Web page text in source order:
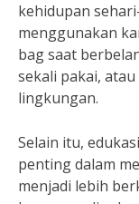
kehidupan
menggunakan
bag saat
sekali pakai,
lingkungan.
Selain itu,
penting dalam
menjadi lebih